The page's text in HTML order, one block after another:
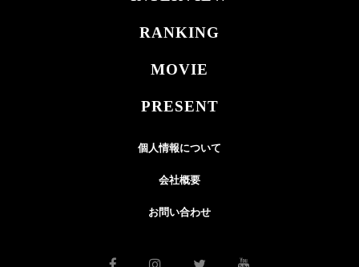
RANKING
MOVIE
PRESENT
個人情報について
会社概要
お問い合わせ